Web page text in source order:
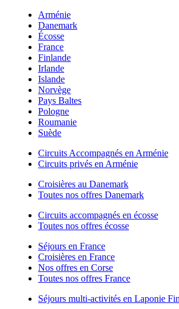
Arménie
Danemark
Écosse
France
Finlande
Irlande
Islande
Norvège
Pays Baltes
Pologne
Roumanie
Suède
Circuits Accompagnés en Arménie
Circuits privés en Arménie
Croisières au Danemark
Toutes nos offres Danemark
Circuits accompagnés en écosse
Toutes nos offres écosse
Séjours en France
Croisières en France
Nos offres en Corse
Toutes nos offres France
Séjours multi-activités en Laponie